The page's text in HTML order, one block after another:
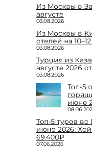
Из Москвы в
августе
03.08.2026
Из Москвы в
отелей на
03.08.2026
Турция из
августе 2026
03.08.2026
Топ-5
июне
Топ-5 туров
июне 2026:
69 400₽
07.06.2026